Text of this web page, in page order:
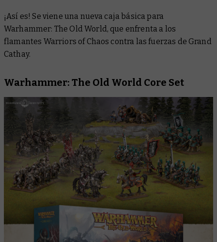
¡Así es! Se viene una nueva caja básica para
Warhammer: The Old World, que enfrenta a los
flamantes Warriors of Chaos contra las fuerzas de Grand
Cathay.
Warhammer: The Old World Core Set